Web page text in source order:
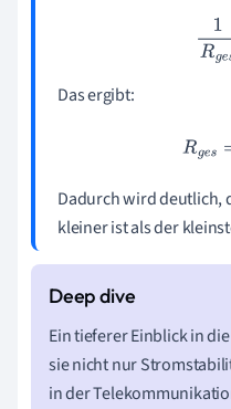
1R
Das ergibt:
Dadurch wird deutlich,
kleiner ist als der
Ein tieferer Einblick in
sie nicht nur
in der